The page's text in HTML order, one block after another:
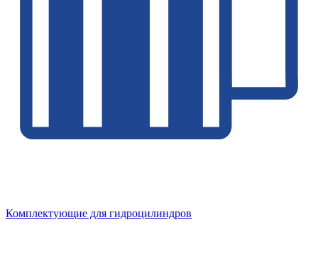
Комплектующие для гидроцилиндров